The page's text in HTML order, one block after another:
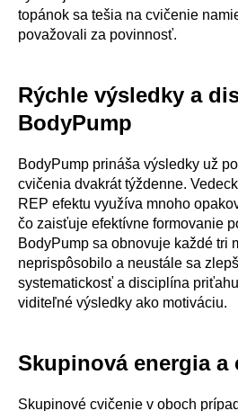
topánok sa tešia na cvičenie
považovali za povinnosť.
Rýchle výsledky a
BodyPump
BodyPump prináša výsledky už
cvičenia dvakrát týždenne.
REP efektu využíva mnoho
čo zaisťuje efektívne formovanie
BodyPump sa obnovuje každé tri
neprispôsobilo a neustále sa
systematickosť a disciplína
viditeľné výsledky ako motiváciu.
Skupinová energia a
Skupinové cvičenie v oboch